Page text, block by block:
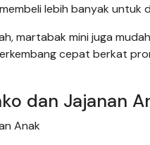
lebih banyak untuk
martabak mini juga
cepat berkat
dan Jajanan
Anak